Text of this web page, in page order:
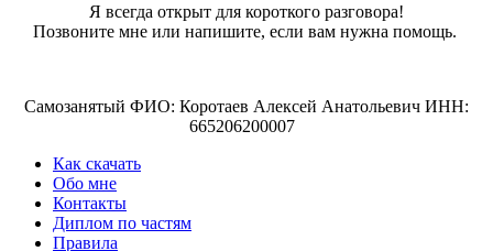
Я всегда открыт для короткого разговора!
Позвоните мне или напишите, если вам нужна помощь.
Самозанятый ФИО: Коротаев Алексей Анатольевич ИНН:
665206200007
Как скачать
Обо мне
Контакты
Диплом по частям
Правила